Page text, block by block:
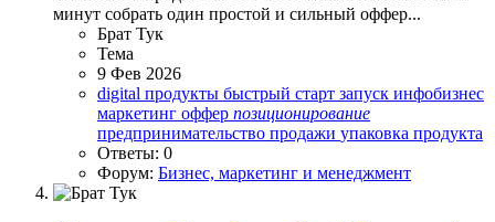
минут собрать один простой и сильный оффер...
Брат Тук
Тема
9 Фев 2026
digital продукты быстрый старт запуск инфобизнес
маркетинг оффер позиционирование
предпринимательство продажи упаковка продукта
Ответы: 0
Форум: Бизнес, маркетинг и менеджмент